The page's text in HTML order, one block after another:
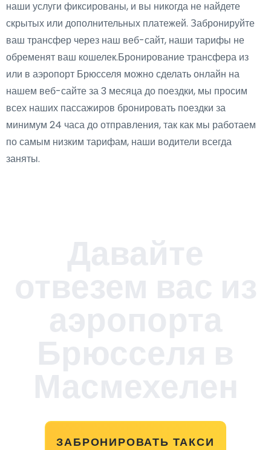
наши услуги фиксированы, и вы никогда не найдете
скрытых или дополнительных платежей. Забронируйте
ваш трансфер через наш веб-сайт, наши тарифы не
обременят ваш кошелек.Бронирование трансфера из
или в аэропорт Брюсселя можно сделать онлайн на
нашем веб-сайте за 3 месяца до поездки, мы просим
всех наших пассажиров бронировать поездки за
минимум 24 часа до отправления, так как мы работаем
по самым низким тарифам, наши водители всегда
заняты.
ЗАБРОНИРОВАТЬ ТАКСИ